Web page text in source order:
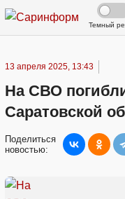
Темный
13 апреля 2025, 13:43
На СВО
Саратовской
Поделиться
новостью: